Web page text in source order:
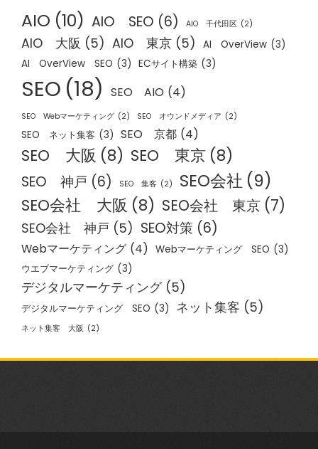
AIO (10) AIO SEO (6) AIO 千代田区 (2)
AIO 大阪 (5) AIO 東京 (5) AI OverView (3)
AI OverView SEO (3) ECサイト構築 (3)
SEO (18) SEO AIO (4)
SEO Webマーケティング (2) SEO オウンドメディア (2)
SEO ネット集客 (3) SEO 京都 (4)
SEO 大阪 (8) SEO 東京 (8)
SEO 神戸 (6) SEO 集客 (2) SEO会社 (9)
SEO会社 大阪 (8) SEO会社 東京 (7)
SEO会社 神戸 (5) SEO対策 (6)
Webマーケティング (4) Webマーケティング SEO (3)
ウエブマーケティング (3)
デジタルマーケティング (5)
デジタルマーケティング SEO (3) ネット集客 (5)
ネット集客 大阪 (2)